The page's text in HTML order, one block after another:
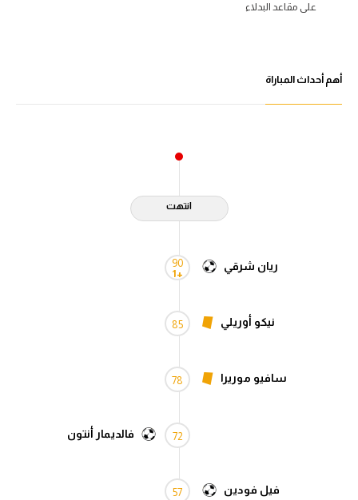
على مقاعد البدلاء
أهم أحداث المباراة
انتهت
90
+1
ريان شرقي
85 نيكو أوريلي
78 سافيو موريرا
72 فالديمار أنتون
57 فيل فودين